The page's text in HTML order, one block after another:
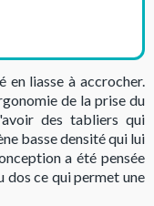
en liasse à accrocher.
de la prise du
des tabliers qui
basse densité qui lui
a été pensée
dos ce qui permet une